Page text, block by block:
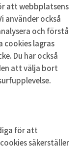
att webbplatsens
använder också
och förstå
cookies lagras
Du har också
att välja bort
för att
säkerställer